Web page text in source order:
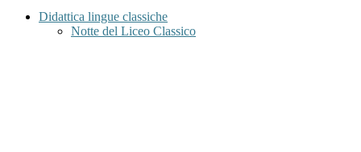
Didattica lingue classiche
Notte del Liceo Classico